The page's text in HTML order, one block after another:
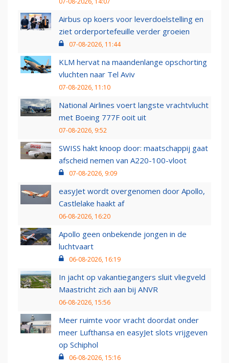
Airbus op koers voor leverdoelstelling en
ziet orderportefeuille verder groeien
07-08-2026, 11:44
KLM hervat na maandenlange opschorting
vluchten naar Tel Aviv
07-08-2026, 11:10
National Airlines voert langste vrachtvlucht
met Boeing 777F ooit uit
07-08-2026, 9:52
SWISS hakt knoop door: maatschappij gaat
afscheid nemen van A220-100-vloot
07-08-2026, 9:09
easyJet wordt overgenomen door Apollo,
Castlelake haakt af
06-08-2026, 16:20
Apollo geen onbekende jongen in de
luchtvaart
06-08-2026, 16:19
In jacht op vakantiegangers sluit vliegveld
Maastricht zich aan bij ANVR
06-08-2026, 15:56
Meer ruimte voor vracht doordat onder
meer Lufthansa en easyJet slots vrijgeven
op Schiphol
06-08-2026, 15:16